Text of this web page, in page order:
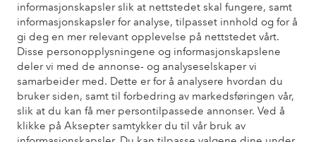
informasjonskapsler slik at nettstedet skal fungere, samt
informasjonskapsler for analyse, tilpasset innhold og for å
gi deg en mer relevant opplevelse på nettstedet vårt.
Disse personopplysningene og informasjonskapslene
deler vi med de annonse- og analyseselskaper vi
samarbeider med. Dette er for å analysere hvordan du
bruker siden, samt til forbedring av markedsføringen vår,
slik at du kan få mer persontilpassede annonser. Ved å
klikke på Aksepter samtykker du til vår bruk av
Venner
Sikre betalinger
Vil du vite mer om våre betalingsalternativer?
elpy